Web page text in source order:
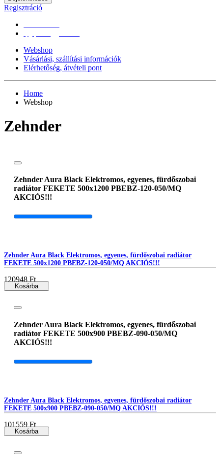
Regisztráció
Webshop
Vásárlási, szállítási információk
Elérhetőség, átvételi pont
Home
Webshop
Zehnder
Zehnder Aura Black Elektromos, egyenes, fürdőszobai
radiátor FEKETE 500x1200 PBEBZ-120-050/MQ
AKCIÓS!!!
Zehnder Aura Black Elektromos, egyenes, fürdőszobai radiátor
FEKETE 500x1200 PBEBZ-120-050/MQ AKCIÓS!!!
120948 Ft
Kosárba
Zehnder Aura Black Elektromos, egyenes, fürdőszobai
radiátor FEKETE 500x900 PBEBZ-090-050/MQ
AKCIÓS!!!
Zehnder Aura Black Elektromos, egyenes, fürdőszobai radiátor
FEKETE 500x900 PBEBZ-090-050/MQ AKCIÓS!!!
101559 Ft
Kosárba